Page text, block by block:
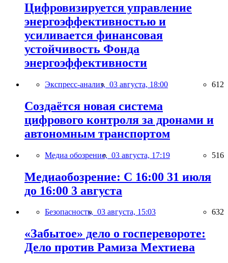
Цифровизируется управление
энергоэффективностью и
усиливается финансовая
устойчивость Фонда
энергоэффективности
Экспресс-анализ, 03 августа, 18:00 612
Создаётся новая система
цифрового контроля за дронами и
автономным транспортом
Медиа обозрение, 03 августа, 17:19 516
Медиаобозрение: С 16:00 31 июля
до 16:00 3 августа
Безопасность, 03 августа, 15:03 632
«Забытое» дело о госперевороте:
Дело против Рамиза Мехтиева